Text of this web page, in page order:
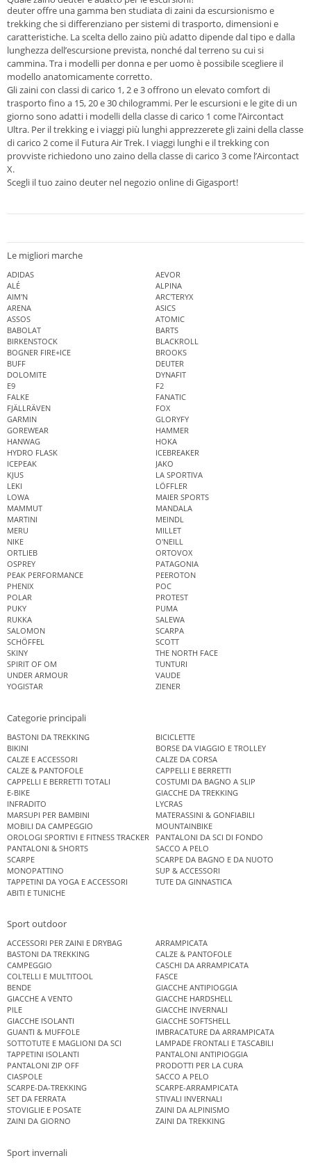
deuter offre una gamma ben studiata di zaini da escursionismo e
trekking che si differenziano per sistemi di trasporto, dimensioni e
caratteristiche. La scelta dello zaino più adatto dipende dal tipo e dalla
lunghezza dell’escursione prevista, nonché dal terreno su cui si
cammina. Tra i modelli per donna e per uomo è possibile scegliere il
modello anatomicamente corretto.
Gli zaini con classi di carico 1, 2 e 3 offrono un elevato comfort di
trasporto fino a 15, 20 e 30 chilogrammi. Per le escursioni e le gite di un
giorno sono adatti i modelli della classe di carico 1 come l’Aircontact
Ultra. Per il trekking e i viaggi più lunghi apprezzerete gli zaini della classe
di carico 2 come il Futura Air Trek. I viaggi lunghi e il trekking con
provviste richiedono uno zaino della classe di carico 3 come l’Aircontact
X.
Scegli il tuo zaino deuter nel negozio online di Gigasport!
Le migliori marche
ADIDAS
AEVOR
ALÉ
ALPINA
AIM'N
ARC'TERYX
ARENA
ASICS
ASSOS
ATOMIC
BABOLAT
BARTS
BIRKENSTOCK
BLACKROLL
BOGNER FIRE+ICE
BROOKS
BUFF
DEUTER
DOLOMITE
DYNAFIT
E9
F2
FALKE
FANATIC
FJÄLLRÄVEN
FOX
GARMIN
GLORYFY
GOREWEAR
HAMMER
HANWAG
HOKA
HYDRO FLASK
ICEBREAKER
ICEPEAK
JAKO
KJUS
LA SPORTIVA
LEKI
LÖFFLER
LOWA
MAIER SPORTS
MAMMUT
MANDALA
MARTINI
MEINDL
MERU
MILLET
NIKE
O'NEILL
ORTLIEB
ORTOVOX
OSPREY
PATAGONIA
PEAK PERFORMANCE
PEEROTON
PHENIX
POC
POLAR
PROTEST
PUKY
PUMA
RUKKA
SALEWA
SALOMON
SCARPA
SCHÖFFEL
SCOTT
SKINY
THE NORTH FACE
SPIRIT OF OM
TUNTURI
UNDER ARMOUR
VAUDE
YOGISTAR
ZIENER
Categorie principali
BASTONI DA TREKKING
BICICLETTE
BIKINI
BORSE DA VIAGGIO E TROLLEY
CALZE E ACCESSORI
CALZE DA CORSA
CALZE & PANTOFOLE
CAPPELLI E BERRETTI
CAPPELLI E BERRETTI TOTALI
COSTUMI DA BAGNO A SLIP
E-BIKE
GIACCHE DA TREKKING
INFRADITO
LYCRAS
MARSUPI PER BAMBINI
MATERASSINI & GONFIABILI
MOBILI DA CAMPEGGIO
MOUNTAINBIKE
OROLOGI SPORTIVI E FITNESS TRACKER
PANTALONI DA SCI DI FONDO
PANTALONI & SHORTS
SACCO A PELO
SCARPE
SCARPE DA BAGNO E DA NUOTO
MONOPATTINO
SUP & ACCESSORI
TAPPETINI DA YOGA E ACCESSORI
TUTE DA GINNASTICA
ABITI E TUNICHE
Sport outdoor
ACCESSORI PER ZAINI E DRYBAG
ARRAMPICATA
BASTONI DA TREKKING
CALZE & PANTOFOLE
CAMPEGGIO
CASCHI DA ARRAMPICATA
COLTELLI E MULTITOOL
FASCE
BENDE
GIACCHE ANTIPIOGGIA
GIACCHE A VENTO
GIACCHE HARDSHELL
PILE
GIACCHE INVERNALI
GIACCHE ISOLANTI
GIACCHE SOFTSHELL
GUANTI & MUFFOLE
IMBRACATURE DA ARRAMPICATA
SOTTOTUTE E MAGLIONI DA SCI
LAMPADE FRONTALI E TASCABILI
TAPPETINI ISOLANTI
PANTALONI ANTIPIOGGIA
PANTALONI ZIP OFF
PRODOTTI PER LA CURA
CIASPOLE
SACCO A PELO
SCARPE-DA-TREKKING
SCARPE-ARRAMPICATA
SET DA FERRATA
STIVALI INVERNALI
STOVIGLIE E POSATE
ZAINI DA ALPINISMO
ZAINI DA GIORNO
ZAINI DA TREKKING
Sport invernali